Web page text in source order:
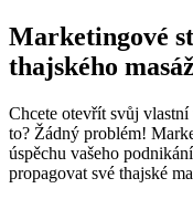
Marketingové
thajského
Chcete otevřít svůj
to? Žádný problém!
úspěchu vašeho
propagovat své thajské